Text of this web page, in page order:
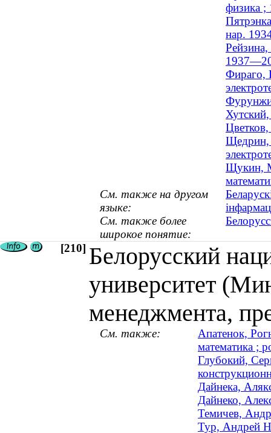
физика
нар.
Фираго,
Щедрин,
Щукин,
См. также на другом
языке:
См. также более
широкое понятие:
[210] Белорусский
университет
менеджмента,
См. также:
Апатенок,
математика ;
Глубокий,
Дайнека,
Дайнеко,
Темичев,
Тур, Андрей